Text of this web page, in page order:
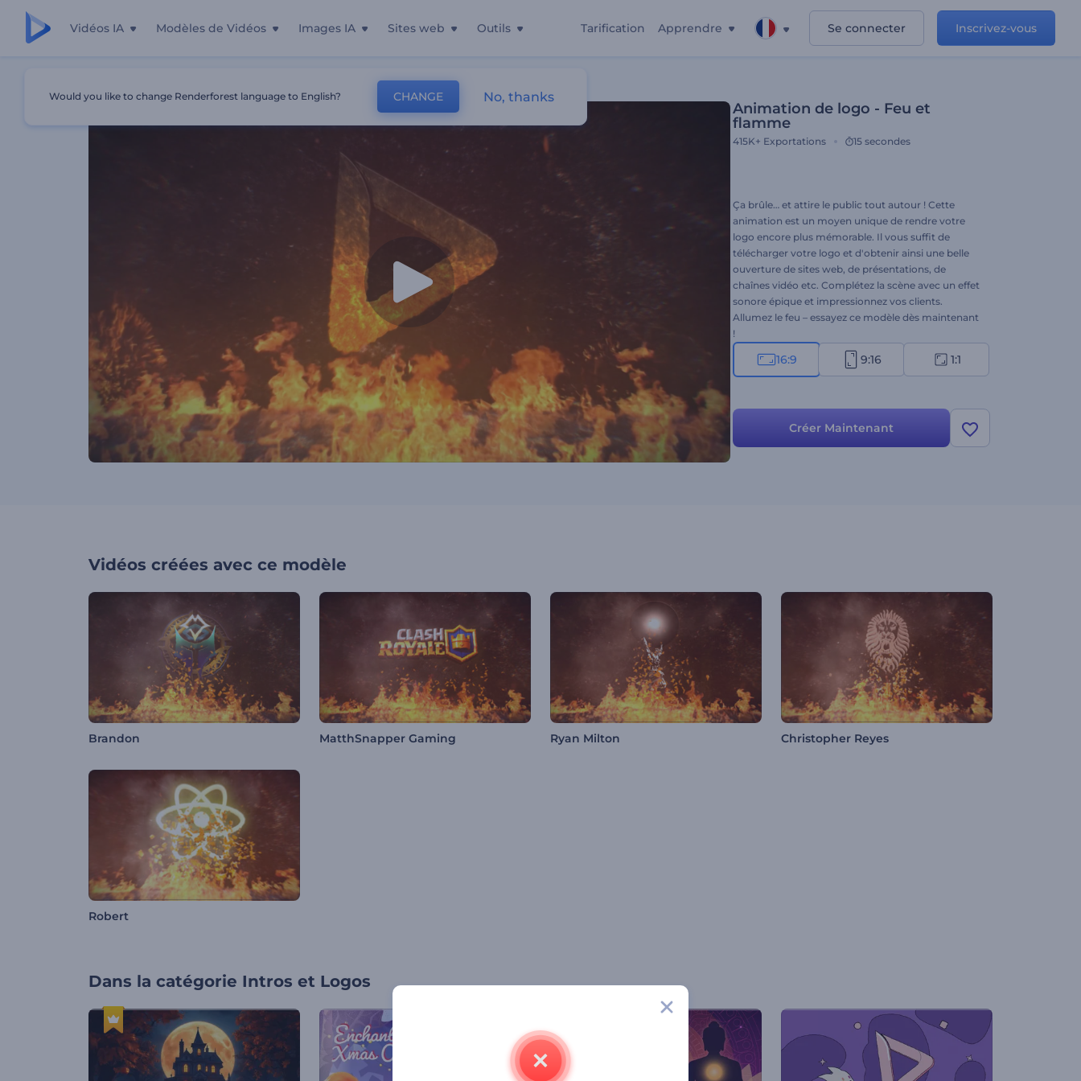
Vidéos IA Modèles de Vidéos Images IA Sites web Outils Tarification Apprendre Se connecter Inscrivez-vous
Animation de logo - Feu et
flamme
415K+ Exportations 15 secondes
Ça brûle… et attire le public tout autour ! Cette
animation est un moyen unique de rendre votre
logo encore plus mémorable. Il vous suffit de
télécharger votre logo et d'obtenir ainsi une belle
ouverture de sites web, de présentations, de
chaînes vidéo etc. Complétez la scène avec un effet
sonore épique et impressionnez vos clients.
Allumez le feu – essayez ce modèle dès maintenant
!
16:9 9:16 1:1
Créer Maintenant
Vidéos créées avec ce modèle
Brandon MatthSnapper Gaming Ryan Milton Christopher Reyes
Robert
Dans la catégorie Intros et Logos
Would you like to change Renderforest language to English? CHANGE No, thanks